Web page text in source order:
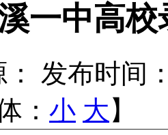
一中高
发布时间
： 小 大 】